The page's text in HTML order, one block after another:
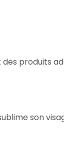
des produits
son